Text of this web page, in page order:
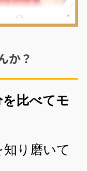
か？
比べてモ
知り磨いて